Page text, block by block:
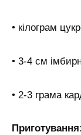
• кілограм
• 3-4 см
• 2-3 грама
Приготування: